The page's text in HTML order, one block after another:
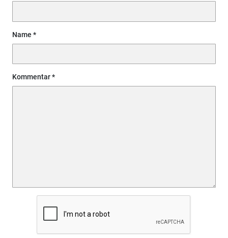
Name
Kommentar